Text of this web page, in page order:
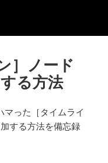
］ノード
る方法
マった［タイムライ
する方法を備忘録